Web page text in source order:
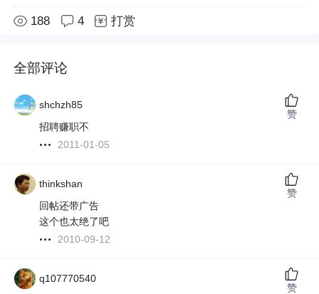
188 4 打赏
全部评论
shchzh85
招聘赚职不
2011-01-05
赞
thinkshan
回帖还带广告
这个也太绝了吧
2010-09-12
赞
q107770540
赞